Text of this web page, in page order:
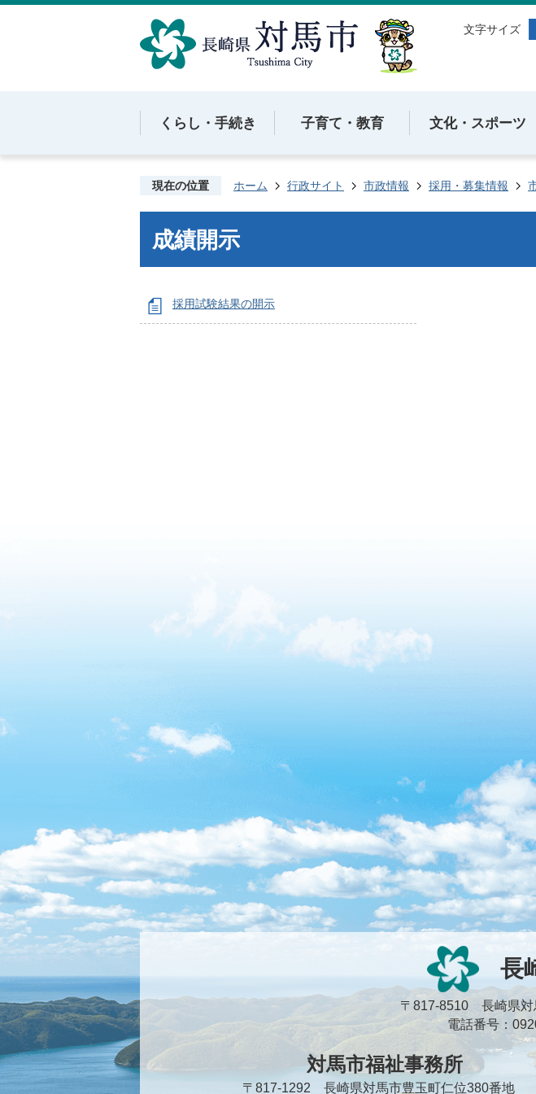
文字サイズ
くらし・手続き 子育て・教育 文化・スポーツ
現在の位置 ホーム 行政サイト 市政情報 採用・募集情報
成績開示
採用試験結果の開示
長
〒817-8510 長崎県
電話番号：
対馬市福祉事務所
〒817-1292 長崎県対馬市豊玉町仁位380番地